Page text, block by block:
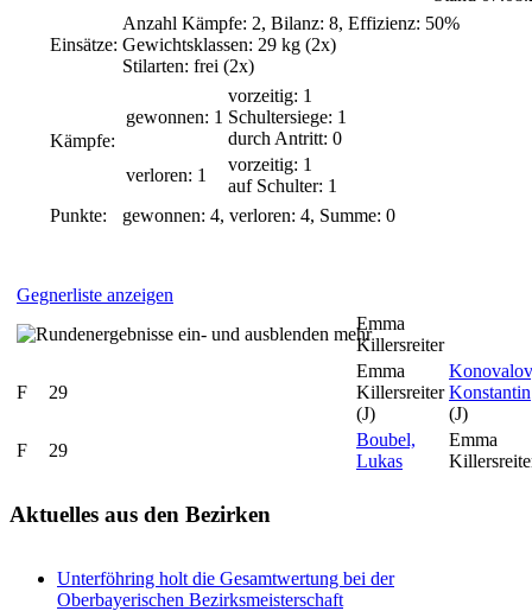
Einsätze:
Anzahl Kämpfe: 2, Bilanz: 8, Effizienz: 50%
Gewichtsklassen: 29 kg (2x)
Stilarten: frei (2x)
Kämpfe:
gewonnen: 1
vorzeitig: 1
Schultersiege: 1
durch Antritt: 0
verloren: 1
vorzeitig: 1
auf Schulter: 1
Punkte:
gewonnen: 4, verloren: 4, Summe: 0
Gegnerliste anzeigen
mehr
Emma
Killersreiter
F 29
Emma
Killersreiter
(J)
Konstantin
(J)
F
29
Boubel,
Lukas
Emma
Aktuelles aus den Bezirken
Unterföhring holt die Gesamtwertung bei der
Oberbayerischen Bezirksmeisterschaft